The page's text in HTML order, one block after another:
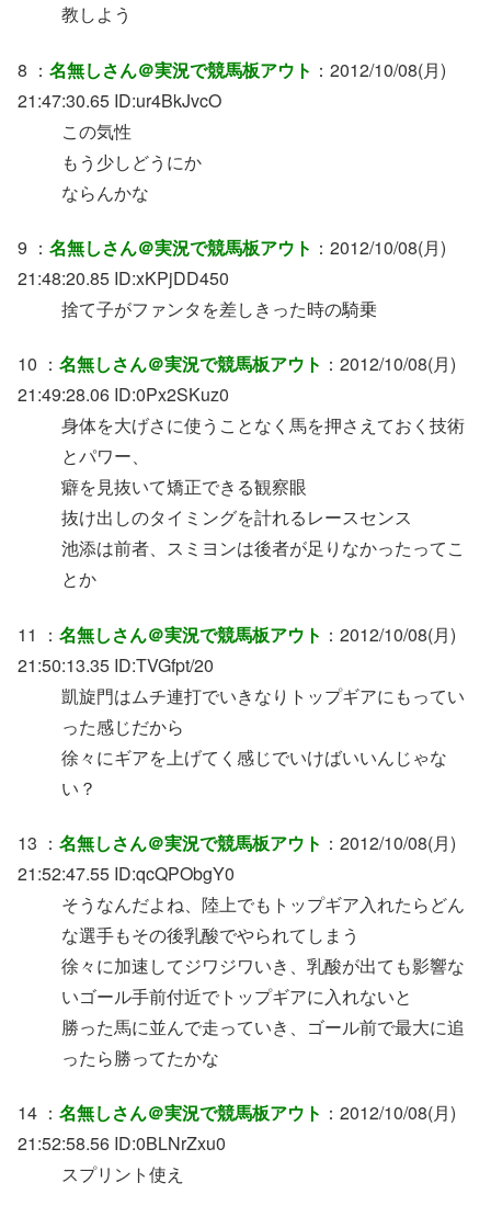
教しよう
8 ： 名無しさん＠実況で競馬板アウト ：2012/10/08(月)
21:47:30.65 ID:ur4BkJvcO
この気性
もう少しどうにか
ならんかな
9 ： 名無しさん＠実況で競馬板アウト ：2012/10/08(月)
21:48:20.85 ID:xKPjDD450
捨て子がファンタを差しきった時の騎乗
10 ： 名無しさん＠実況で競馬板アウト ：2012/10/08(月)
21:49:28.06 ID:0Px2SKuz0
身体を大げさに使うことなく馬を押さえておく技術
とパワー、
癖を見抜いて矯正できる観察眼
抜け出しのタイミングを計れるレースセンス
池添は前者、スミヨンは後者が足りなかったってこ
とか
11 ： 名無しさん＠実況で競馬板アウト ：2012/10/08(月)
21:50:13.35 ID:TVGfpt/20
凱旋門はムチ連打でいきなりトップギアにもってい
った感じだから
徐々にギアを上げてく感じでいけばいいんじゃな
い？
13 ： 名無しさん＠実況で競馬板アウト ：2012/10/08(月)
21:52:47.55 ID:qcQPObgY0
そうなんだよね、陸上でもトップギア入れたらどん
な選手もその後乳酸でやられてしまう
徐々に加速してジワジワいき、乳酸が出ても影響な
いゴール手前付近でトップギアに入れないと
勝った馬に並んで走っていき、ゴール前で最大に追
ったら勝ってたかな
14 ： 名無しさん＠実況で競馬板アウト ：2012/10/08(月)
21:52:58.56 ID:0BLNrZxu0
スプリント使え